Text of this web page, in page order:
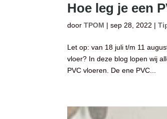
Hoe leg je een
doorTPOM |sep 28, 2022 |
Let op: van 18 juli t/m 11
vloer? In deze blog lopen wij
PVC vloeren. De ene PVC...